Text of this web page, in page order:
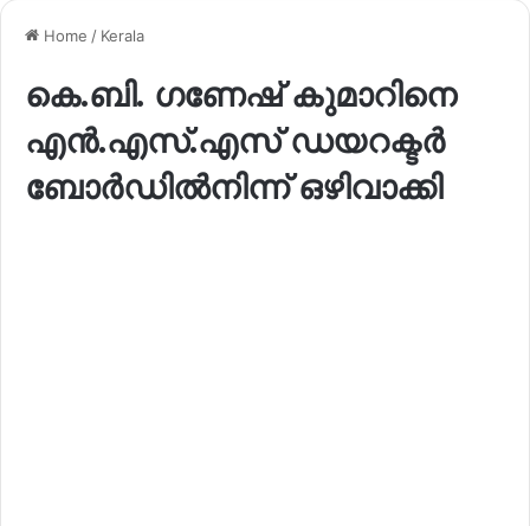
Home / Kerala
കെ.ബി. ഗണേഷ് കുമാറിനെ
എൻ.എസ്.എസ് ഡയറക്ടർ
ബോർഡിൽനിന്ന് ഒഴിവാക്കി